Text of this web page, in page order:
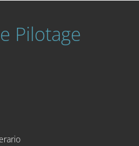
Pilotage